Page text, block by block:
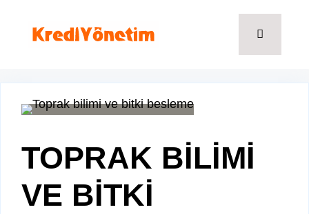
TOPRAK BİLİMİ
VE BİTKİ